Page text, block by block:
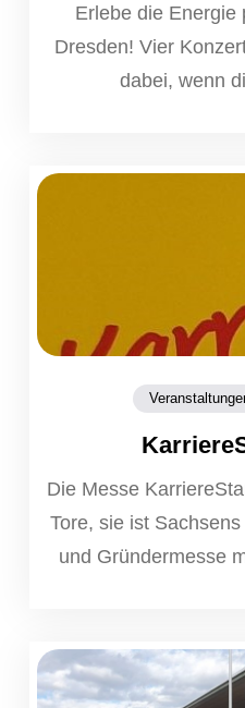
Erlebe die Energie
Dresden! Vier
dabei, wenn
Die Messe
Tore, sie ist
und Gründermesse